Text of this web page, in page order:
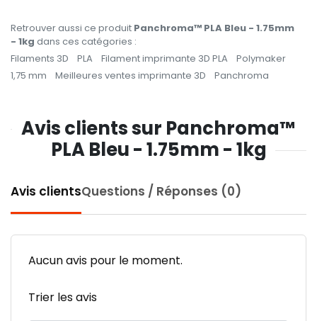
Retrouver aussi ce produit Panchroma™ PLA Bleu - 1.75mm
- 1kg dans ces catégories :
Filaments 3D
PLA Filament imprimante 3D PLA
Polymaker
1,75 mm
Meilleures ventes imprimante 3D Panchroma
Avis clients sur Panchroma™
PLA Bleu - 1.75mm - 1kg
Avis clientsQuestions / Réponses (0)
Aucun avis pour le moment.
Trier les avis